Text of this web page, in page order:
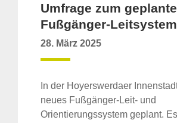
Umfrage zum
Fußgänger-Leitsystem
28. März 2025
In der Hoyerswerdaer
neues Fußgänger-Leit- und
Orientierungssystem geplant.